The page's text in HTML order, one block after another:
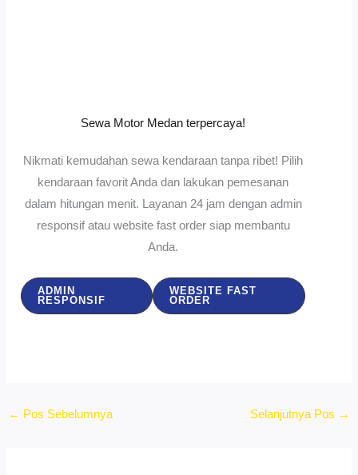
Sewa Motor Medan terpercaya!
Nikmati kemudahan sewa kendaraan tanpa ribet! Pilih
kendaraan favorit Anda dan lakukan pemesanan
dalam hitungan menit. Layanan 24 jam dengan admin
responsif atau website fast order siap membantu
Anda.
ADMIN
RESPONSIF
WEBSITE FAST
ORDER
← Pos Sebelumnya Selanjutnya Pos →